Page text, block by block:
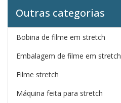
Outras categorias
Bobina de filme em stretch
Embalagem de filme em stretch
Filme stretch
Máquina feita para stretch